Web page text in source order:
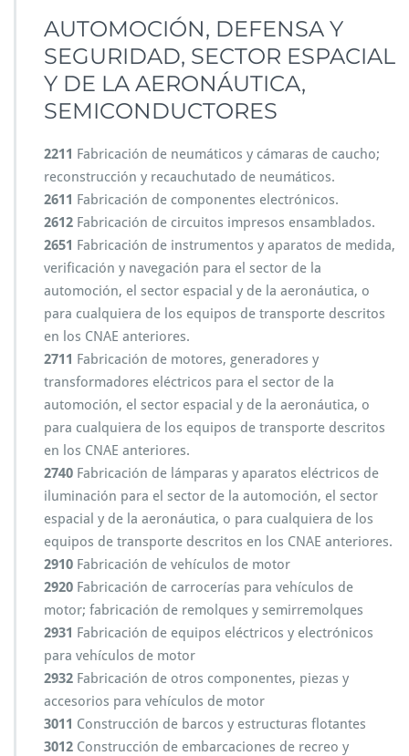
d
o
s
N
P
M
E
2
2
6
AUTOMOCIÓN, DEFENSA Y
SEGURIDAD, SECTOR ESPACIAL
Y DE LA AERONÁUTICA,
SEMICONDUCTORES
2211 Fabricación de neumáticos y cámaras de caucho;
reconstrucción y recauchutado de neumáticos.
2611 Fabricación de componentes electrónicos.
2612 Fabricación de circuitos impresos ensamblados.
2651 Fabricación de instrumentos y aparatos de medida,
verificación y navegación para el sector de la
automoción, el sector espacial y de la aeronáutica, o
para cualquiera de los equipos de transporte descritos
en los CNAE anteriores.
2711 Fabricación de motores, generadores y
transformadores eléctricos para el sector de la
automoción, el sector espacial y de la aeronáutica, o
para cualquiera de los equipos de transporte descritos
en los CNAE anteriores.
2740 Fabricación de lámparas y aparatos eléctricos de
iluminación para el sector de la automoción, el sector
espacial y de la aeronáutica, o para cualquiera de los
equipos de transporte descritos en los CNAE anteriores.
2910 Fabricación de vehículos de motor
2920 Fabricación de carrocerías para vehículos de
motor; fabricación de remolques y semirremolques
2931 Fabricación de equipos eléctricos y electrónicos
para vehículos de motor
2932 Fabricación de otros componentes, piezas y
accesorios para vehículos de motor
3011 Construcción de barcos y estructuras flotantes
3012 Construcción de embarcaciones de recreo y